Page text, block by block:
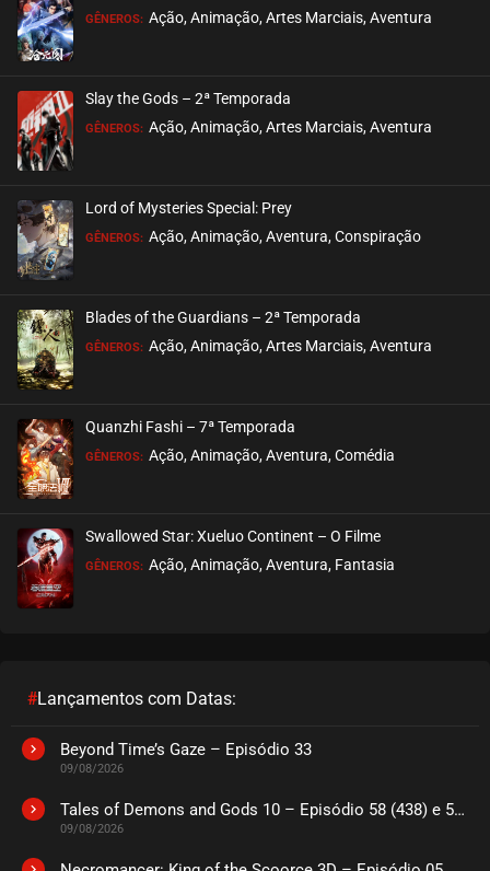
ASSISTIDO
ASSISTIDO
ASSISTIDO
ASSISTIDO
GÊNEROS: Ação, Animação, Artes Marciais, Aventura
Slay the Gods – 2ª Temporada
GÊNEROS: Ação, Animação, Artes Marciais, Aventura
Lord of Mysteries Special: Prey
GÊNEROS: Ação, Animação, Aventura, Conspiração
Blades of the Guardians – 2ª Temporada
GÊNEROS: Ação, Animação, Artes Marciais, Aventura
Quanzhi Fashi – 7ª Temporada
GÊNEROS: Ação, Animação, Aventura, Comédia
Swallowed Star: Xueluo Continent – O Filme
GÊNEROS: Ação, Animação, Aventura, Fantasia
#Lançamentos com Datas:
Beyond Time’s Gaze – Episódio 33
09/08/2026
Tales of Demons and Gods 10 – Episódio 58 (438) e 59 (439)
09/08/2026